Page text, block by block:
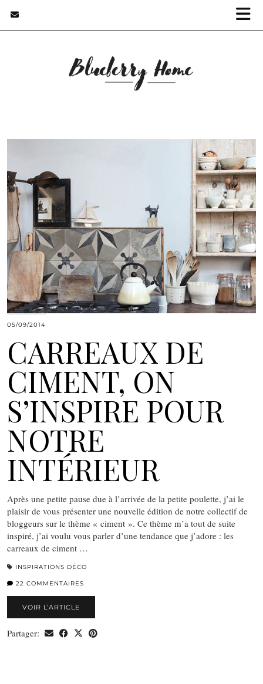
05/09/2014
CARREAUX DE
CIMENT, ON
S’INSPIRE POUR
NOTRE
INTÉRIEUR
Après une petite pause due à l’arrivée de la petite poulette, j’ai le
plaisir de vous présenter une nouvelle édition de notre collectif de
bloggeurs sur le thème « ciment ». Ce thème m’a tout de suite
inspiré, j’ai voulu vous parler d’une tendance que j’adore : les
carreaux de ciment …
INSPIRATIONS DÉCO
22 COMMENTAIRES
VOIR L’ARTICLE
Partager: